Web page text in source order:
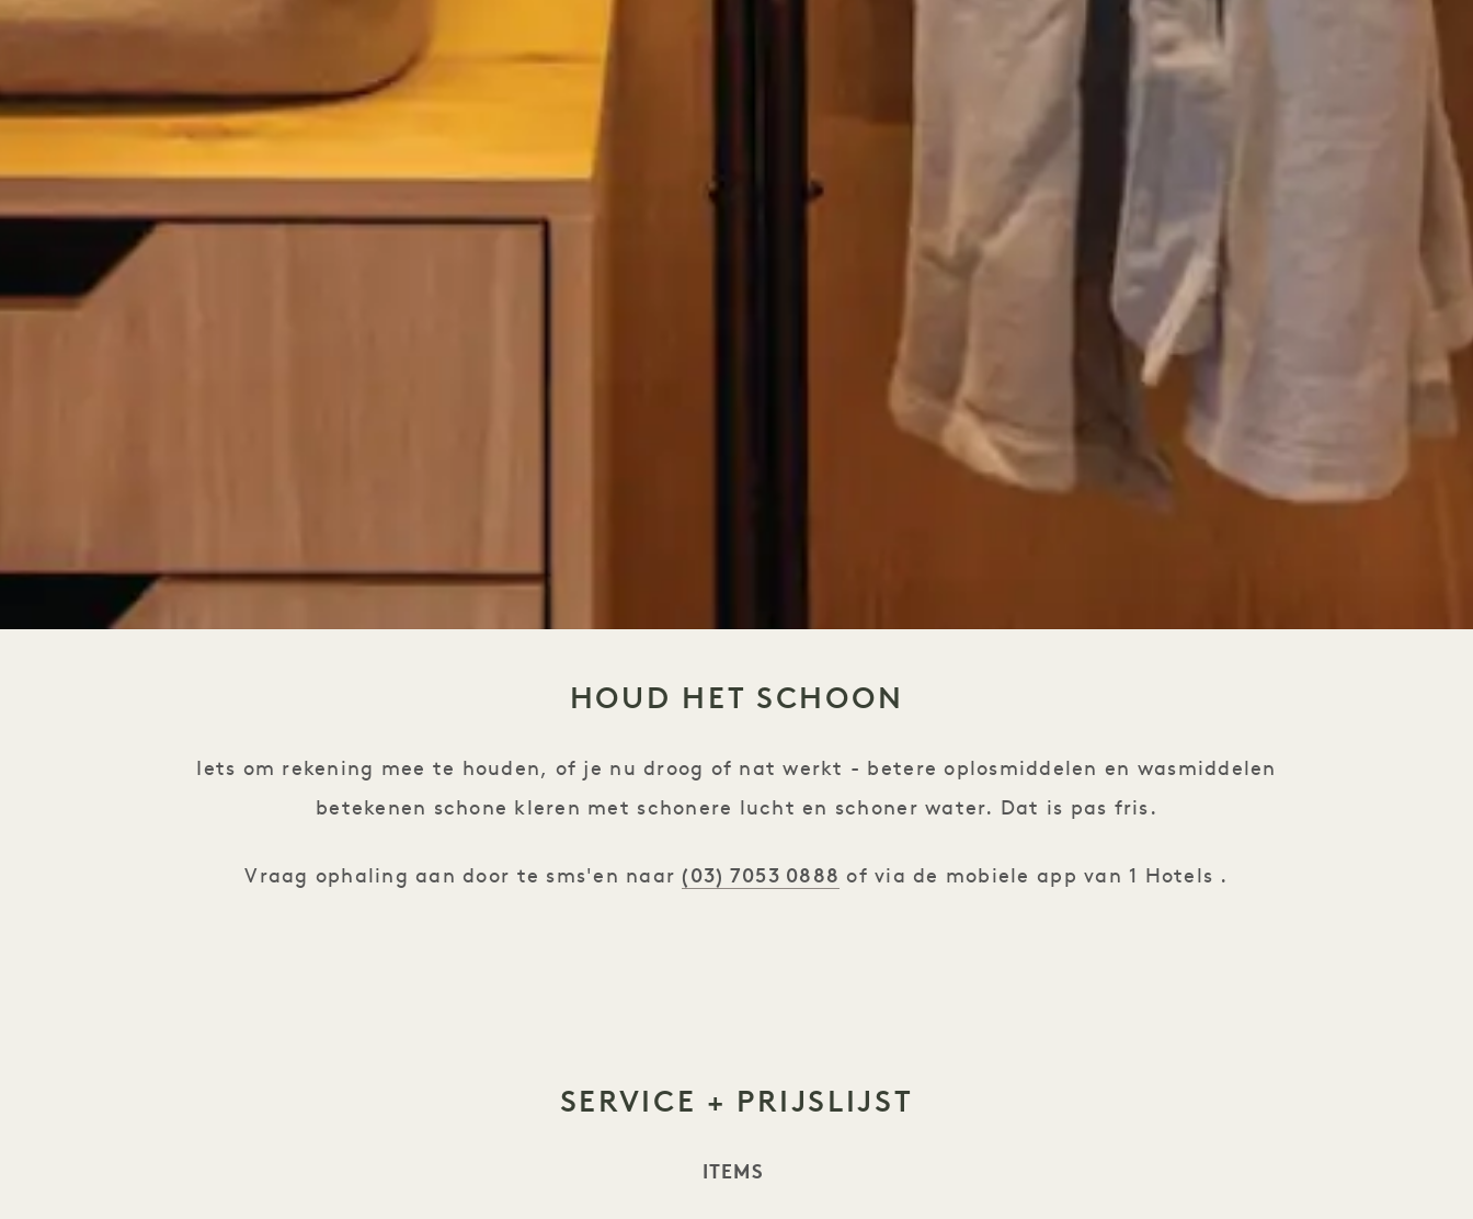
HOUD HET SCHOON
Iets om rekening mee te houden, of je nu droog of nat werkt - betere oplosmiddelen en wasmiddelen
betekenen schone kleren met schonere lucht en schoner water. Dat is pas fris.
Vraag ophaling aan door te sms'en naar (03) 7053 0888 of via de mobiele app van 1 Hotels .
SERVICE + PRIJSLIJST
ITEMS